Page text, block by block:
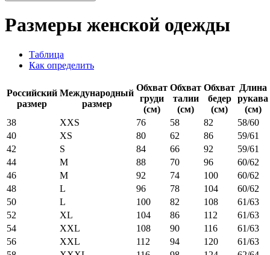
Размеры женской одежды
Таблица
Как определить
Российский
размер
Международный
размер
Обхват
груди
(см)
Обхват
талии
(см)
Обхват
бедер
(см)
Длина
рукава
(см)
38
XXS 76 58 82
58/60
40
XS 80 62 86
59/61
42
S 84 66 92
59/61
44
M 88 70 96
60/62
46
M 92 74 100
60/62
48
L 96 78 104
60/62
50
L 100 82 108
61/63
52
XL 104 86 112
61/63
54
XXL 108 90 116
61/63
56
XXL 112 94 120
61/63